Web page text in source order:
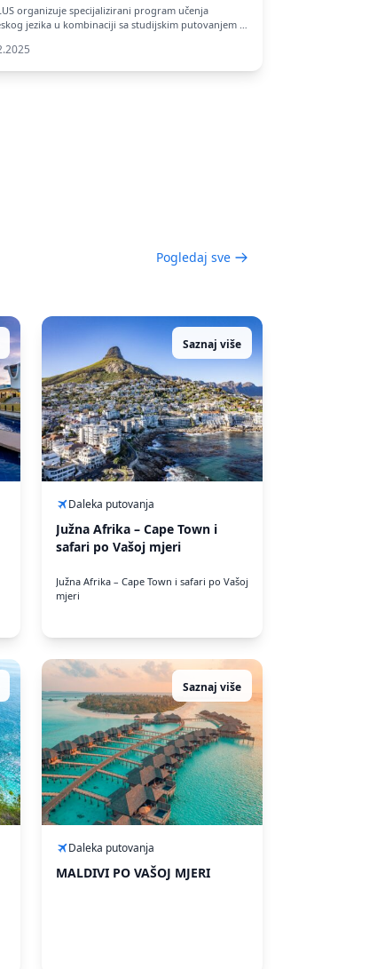
organizuje specijalizirani program učenja
jezika u kombinaciji sa studijskim putovanjem u
Pogledaj sve
Saznaj više
Daleka putovanja
Južna Afrika – Cape Town i
safari po Vašoj mjeri
Južna Afrika – Cape Town i safari po Vašoj
mjeri
Saznaj više
Daleka putovanja
MALDIVI PO VAŠOJ MJERI